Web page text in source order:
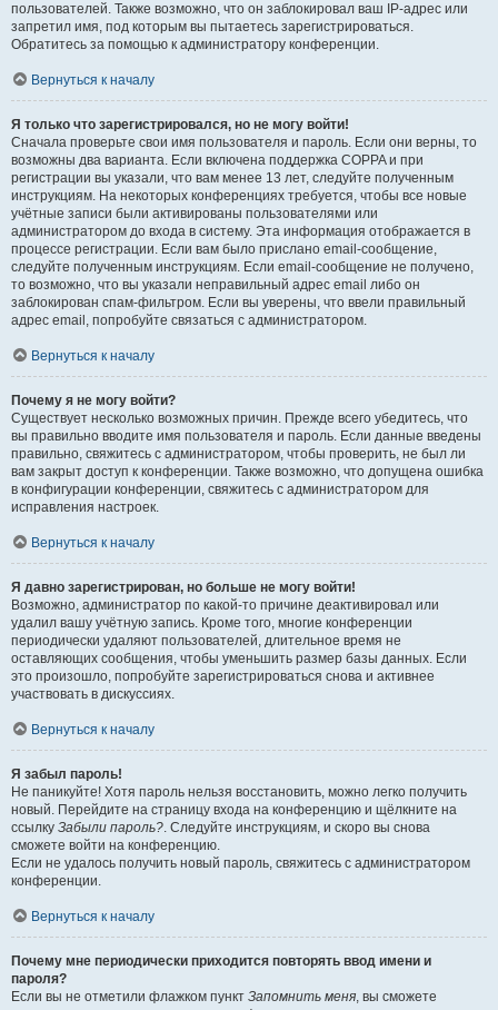
пользователей. Также возможно, что он заблокировал ваш IP-адрес или
запретил имя, под которым вы пытаетесь зарегистрироваться.
Обратитесь за помощью к администратору конференции.
Вернуться к началу
Я только что зарегистрировался, но не могу войти!
Сначала проверьте свои имя пользователя и пароль. Если они верны, то
возможны два варианта. Если включена поддержка COPPA и при
регистрации вы указали, что вам менее 13 лет, следуйте полученным
инструкциям. На некоторых конференциях требуется, чтобы все новые
учётные записи были активированы пользователями или
администратором до входа в систему. Эта информация отображается в
процессе регистрации. Если вам было прислано email-сообщение,
следуйте полученным инструкциям. Если email-сообщение не получено,
то возможно, что вы указали неправильный адрес email либо он
заблокирован спам-фильтром. Если вы уверены, что ввели правильный
адрес email, попробуйте связаться с администратором.
Вернуться к началу
Почему я не могу войти?
Существует несколько возможных причин. Прежде всего убедитесь, что
вы правильно вводите имя пользователя и пароль. Если данные введены
правильно, свяжитесь с администратором, чтобы проверить, не был ли
вам закрыт доступ к конференции. Также возможно, что допущена ошибка
в конфигурации конференции, свяжитесь с администратором для
исправления настроек.
Вернуться к началу
Я давно зарегистрирован, но больше не могу войти!
Возможно, администратор по какой-то причине деактивировал или
удалил вашу учётную запись. Кроме того, многие конференции
периодически удаляют пользователей, длительное время не
оставляющих сообщения, чтобы уменьшить размер базы данных. Если
это произошло, попробуйте зарегистрироваться снова и активнее
участвовать в дискуссиях.
Вернуться к началу
Я забыл пароль!
Не паникуйте! Хотя пароль нельзя восстановить, можно легко получить
новый. Перейдите на страницу входа на конференцию и щёлкните на
ссылку Забыли пароль?. Следуйте инструкциям, и скоро вы снова
сможете войти на конференцию.
Если не удалось получить новый пароль, свяжитесь с администратором
конференции.
Вернуться к началу
Почему мне периодически приходится повторять ввод имени и
пароля?
Если вы не отметили флажком пункт Запомнить меня, вы сможете